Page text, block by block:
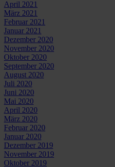
April 2021
März 2021
Februar 2021
Januar 2021
Dezember 2020
November 2020
Oktober 2020
September 2020
August 2020
Juli 2020
Juni 2020
Mai 2020
April 2020
März 2020
Februar 2020
Januar 2020
Dezember 2019
November 2019
Oktober 2019